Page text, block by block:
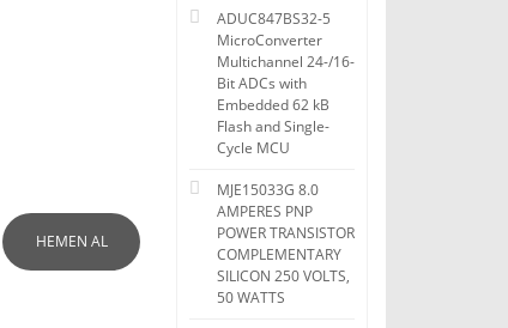
HEMEN AL
ADUC847BS32-5
MicroConverter
Multichannel 24-/16-
Bit ADCs with
Embedded 62 kB
Flash and Single-
Cycle MCU
MJE15033G 8.0
AMPERES PNP
POWER TRANSISTOR
COMPLEMENTARY
SILICON 250 VOLTS,
50 WATTS